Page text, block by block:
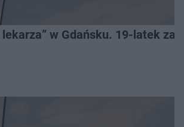
lekarza” w Gdańsku. 19-latek